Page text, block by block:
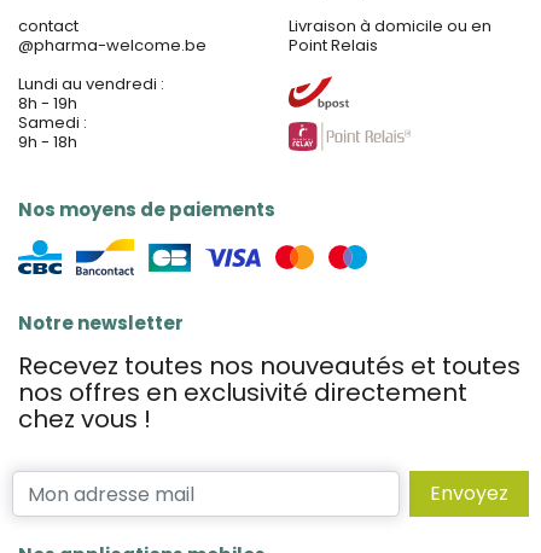
contact
@pharma-welcome.be
Lundi au vendredi :
8h - 19h
Samedi :
9h - 18h
Nos moyens de paiements
Livraison à domicile ou en
Point Relais
Notre newsletter
Recevez toutes nos nouveautés et toutes
nos offres en exclusivité directement
chez vous !
Envoyez